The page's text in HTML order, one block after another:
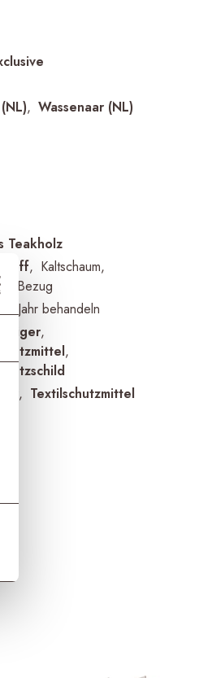
Wassenaar (NL)
Teakholz
Kaltschaum
Bezug
im Jahr behandeln
Textilschutzmittel